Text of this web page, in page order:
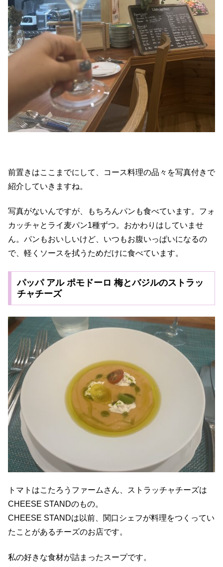
前置きはここまでにして、コース料理の品々を写真付きで
紹介していきますね。
写真がないんですが、もちろんパンも食べています。フォ
カッチャとライ麦パン1種ずつ。おかわりはしていませ
ん。パンもおいしいけど、いつもお腹いっぱいになるの
で、軽くソースを拭うためだけに食べています。
パッパ アル ポモドーロ 梅とバジルのストラッ
チャチーズ
トマトはこたろうファームさん、ストラッチャチーズは
CHEESE STANDのもの。
CHEESE STANDは以前、関口シェフが料理をつくってい
たことがあるチーズのお店です。
私の好きな食材が詰まったスープです。